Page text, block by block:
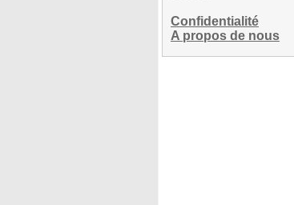
Confidentialité
A propos de nous